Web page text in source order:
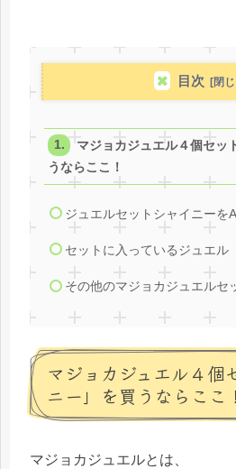
目次
マジョカジュエル４個セッ
うならここ！
ジュエルセットシャイニーを
セットに入っているジュエル
その他のマジョカジュエルセ
マジョカジュエル４個
ニー」を買うならここ！
マジョカジュエルとは、